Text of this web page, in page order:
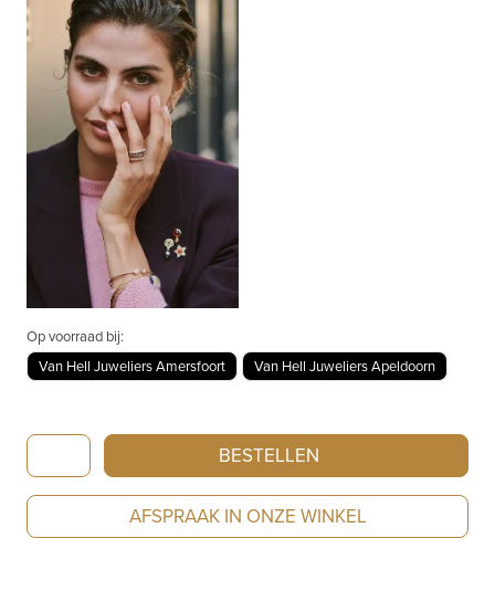
Op voorraad bij:
Van Hell Juweliers Amersfoort
Van Hell Juweliers Apeldoorn
Bron
Toujours
Ajour
Roségouden
BESTELLEN
AFSPRAAK IN ONZE WINKEL